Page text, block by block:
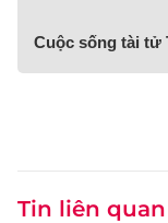
Cuộc sống tài tử
Tin liên quan